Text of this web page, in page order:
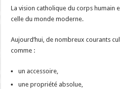
La vision catholique du corps humain
celle du monde moderne.
Aujourd’hui, de nombreux courants
comme :
un accessoire,
une propriété absolue,